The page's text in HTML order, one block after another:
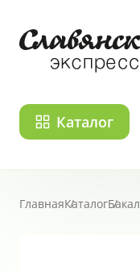
Каталог
Страница товара
ГлавнаяКаталог